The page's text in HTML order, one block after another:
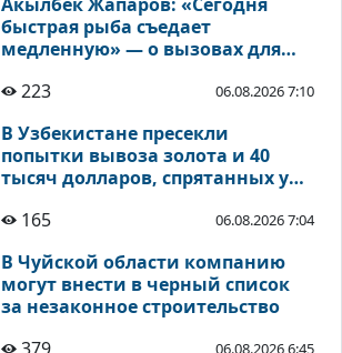
быстрая рыба съедает
медленную» — о вызовах для
223
06.08.2026 7:10
В Узбекистане пресекли
попытки вывоза золота и 40
тысяч долларов, спрятанных у
165
06.08.2026 7:04
В Чуйской области компанию
могут внести в черный список
за незаконное строительство
06.08.2026 6:45